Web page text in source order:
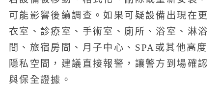
可能影響後續調查。如果可疑設備出現在更
衣室、診療室、手術室、廁所、浴室、淋浴
間、旅宿房間、月子中心、SPA或其他高度
隱私空間，建議直接報警，讓警方到場確認
與保全證據。